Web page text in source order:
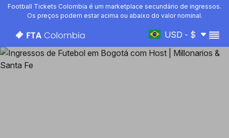
Football Tickets Colombia é um marketplace secundário de ingressos.
Os preços podem estar acima ou abaixo do valor nominal.
USD - $